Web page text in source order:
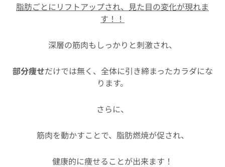
脂肪ごとにリフトアップされ、見た目の変化が現れま
す！！
深層の筋肉もしっかりと刺激され、
部分痩せだけでは無く、全体に引き締まったカラダにな
ります。
さらに、
筋肉を動かすことで、脂肪燃焼が促され、
健康的に痩せることが出来ます！